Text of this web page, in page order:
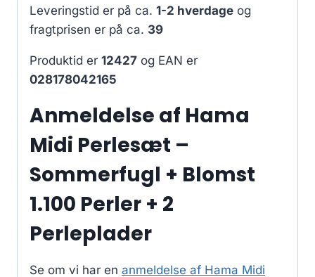
Leveringstid er på ca. 1-2 hverdage og
fragtprisen er på ca. 39
Produktid er 12427 og EAN er
028178042165
Anmeldelse af Hama
Midi Perlesæt –
Sommerfugl + Blomst
1.100 Perler + 2
Perleplader
Se om vi har en anmeldelse af Hama Midi